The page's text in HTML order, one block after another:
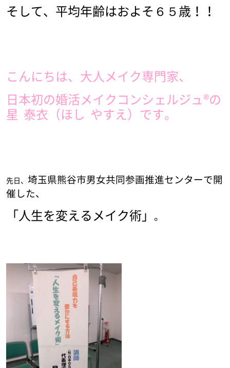
そして、平均年齢はおよそ６５歳！！
こんにちは、大人メイク専門家、
日本初の婚活メイクコンシェルジュ®︎の
星 泰衣（ほし やすえ）です。
先日、 埼玉県熊谷市男女共同参画推進センターで開
催した、
「人生を変えるメイク術」 。